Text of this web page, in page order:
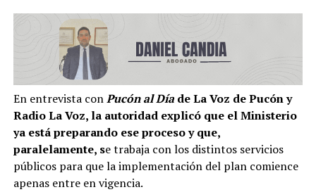
En entrevista conPucón al Díade La Voz de Pucón y
Radio La Voz, la autoridad explicó que el Ministerio
ya está preparando ese proceso y que,
paralelamente, se trabaja con los distintos servicios
públicos para que la implementación del plan comience
apenas entre en vigencia.